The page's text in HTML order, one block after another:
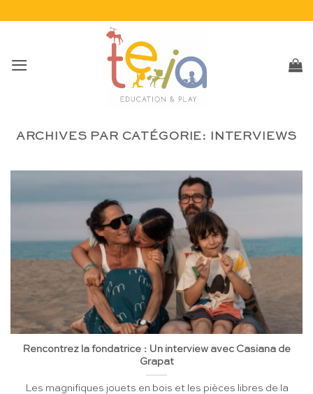
ARCHIVES PAR CATÉGORIE: INTERVIEWS
Rencontrez la fondatrice : Un interview avec Casiana de
Grapat
Les magnifiques jouets en bois et les pièces libres de la